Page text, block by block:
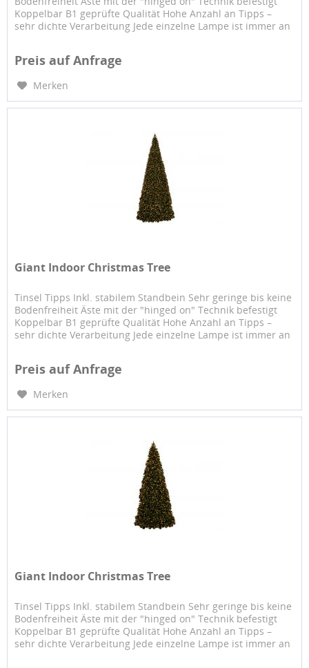
Koppelbar B1 geprüfte Qualität Hohe Anzahl an Tipps –
sehr dichte Verarbeitung Jede einzelne Lampe ist immer an
Preis auf Anfrage
Merken
Giant Indoor Christmas Tree
Tinsel Tipps Inkl. stabilem Standbein Sehr geringe bis keine
Bodenfreiheit Äste mit der "hinged on" Technik befestigt
Koppelbar B1 geprüfte Qualität Hohe Anzahl an Tipps –
sehr dichte Verarbeitung Jede einzelne Lampe ist immer an
Preis auf Anfrage
Merken
Giant Indoor Christmas Tree
Tinsel Tipps Inkl. stabilem Standbein Sehr geringe bis keine
Bodenfreiheit Äste mit der "hinged on" Technik befestigt
Koppelbar B1 geprüfte Qualität Hohe Anzahl an Tipps –
sehr dichte Verarbeitung Jede einzelne Lampe ist immer an